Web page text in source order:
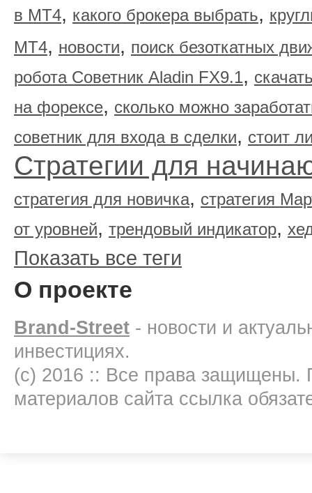
в МТ4, какого брокера выбрать,
МТ4, новости, поиск безоткатных
робота Советник Aladin FX9.1,
на форексе, сколько можно
советник для входа в сделки, стоит
Стратегии для
стратегия для новичка, стратегия
от уровней, трендовый индикатор,
Показать все теги
О проекте
Brand-Street - новости и
инвестициях.
(c) 2016 :: Все права защищены.
материалов сайта ссылка